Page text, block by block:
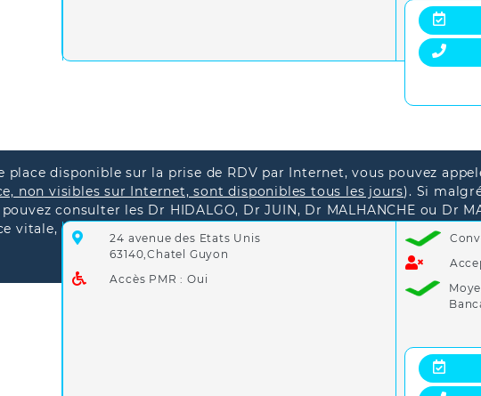
place disponible sur la prise de RDV par Internet, vous pouvez
non visibles sur Internet, sont disponibles tous les jours). Si
consulter les Dr HIDALGO, Dr JUIN, Dr MALHANCHE ou Dr
vitale, appeler le
24 avenue des Etats Unis
63140,Chatel Guyon
Accès PMR : Oui